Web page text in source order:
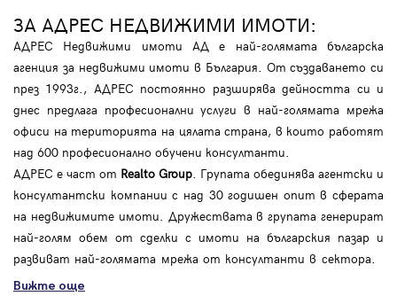
ЗА АДРЕС НЕДВИЖИМИ ИМОТИ:
АДРЕС Недвижими имоти АД е най-голямата българска
агенция за недвижими имоти в България. От създаването си
през 1993г., АДРЕС постоянно разширява дейността си и
днес предлага професионални услуги в най-голямата мрежа
офиси на територията на цялата страна, в които работят
над 600 професионално обучени консултанти.
АДРЕС е част от Realto Group . Групата обединява агентски и
консултантски компании с над 30 годишен опит в сферата
на недвижимите имоти. Дружествата в групата генерират
най-голям обем от сделки с имоти на българския пазар и
развиват най-голямата мрежа от консултанти в сектора.
Вижте още